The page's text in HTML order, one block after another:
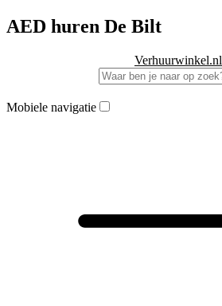
AED huren De Bilt
Verhuurwinkel.nl
Mobiele navigatie